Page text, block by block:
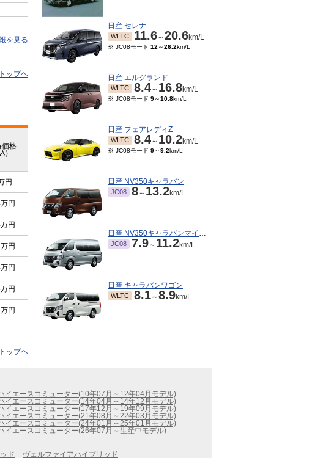
を見る
ップヘ
価格
)
円
万円
万円
万円
万円
万円
万円
ップヘ
日産 セレナ
WLTC 11.6～20.6km/L
※ JC08モード 12 ～26.2km/L
日産 エルグランド
WLTC 8.4～ 16.8km/L
※ JC08モード 9～10.8km/L
日産 フェアレディZ
WLTC 8.4～ 10.2km/L
※ JC08モード 9～9.2km/L
日産 NV350キャラバン
JC08 8～ 13.2km/L
日産 NV350キャラバンマイクロバス
JC08 7.9～ 11.2km/L
日産 キャラバンワゴン
WLTC 8.1～8.9km/L
イエースコミューター(10年07月～12年04月モデル)
イエースコミューター(14年04月～14年12月モデル)
イエースコミューター(17年12月～19年09月モデル)
イエースコミューター(21年08月～22年03月モデル)
イエースコミューター(24年01月～25年01月モデル)
イエースコミューター(26年07月～生産中モデル)
ド
ヴェルファイアハイブリッド